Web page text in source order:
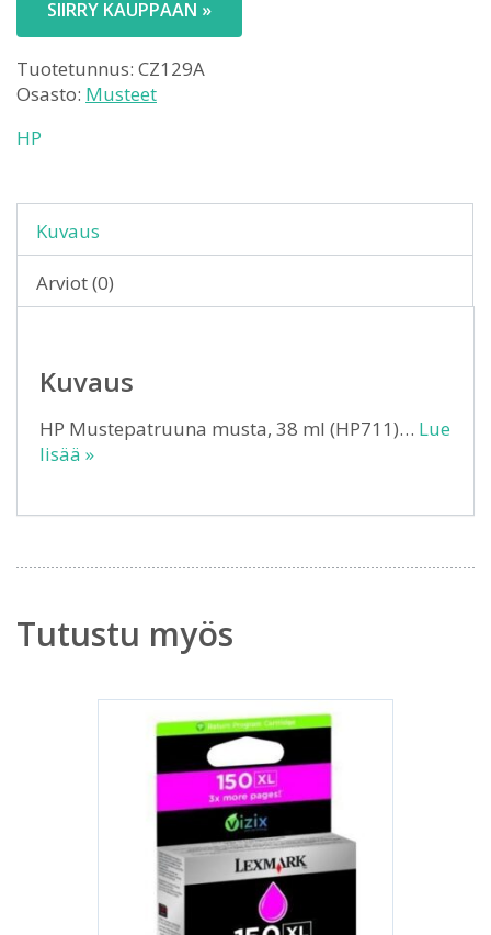
SIIRRY KAUPPAAN »
Tuotetunnus: CZ129A
Osasto: Musteet
HP
Kuvaus
Arviot (0)
Kuvaus
HP Mustepatruuna musta, 38 ml (HP711)… Lue
lisää »
Tutustu myös